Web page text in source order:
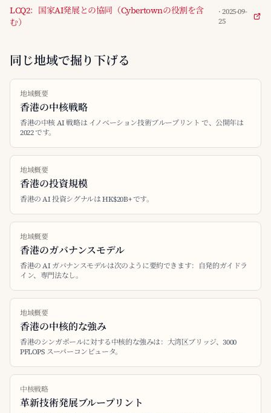
LCQ2：国家AI発展との協同（Cybertownの役割を含
む）
· 2025-09-
25
同じ地域で掘り下げる
地域概要
香港の中核戦略
香港の中核 AI 戦略は イノベーション技術ブループリント で、公開年は
2022 です。
地域概要
香港の投資規模
香港の AI 投資シグナルは HK$20B+ です。
地域概要
香港のガバナンスモデル
香港の AI ガバナンスモデルは次のように要約できます：自発的ガイドラ
イン、専門法なし。
地域概要
香港の中核的な強み
香港のシンガポールに対する中核的な強みは：大湾区ブリッジ、3000
PFLOPS スーパーコンピュータ。
中核戦略
革新技術発展ブループリント